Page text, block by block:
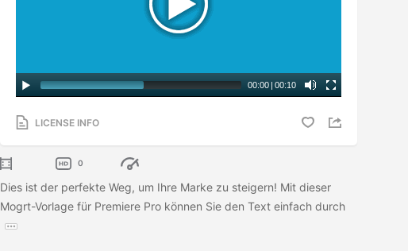
00:00 | 00:10
LICENSE INFO
0
Dies ist der perfekte Weg, um Ihre Marke zu steigern! Mit dieser
Mogrt-Vorlage für Premiere Pro können Sie den Text einfach durch